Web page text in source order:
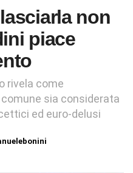
non
piace
rivela come
sia considerata
ed euro-delusi